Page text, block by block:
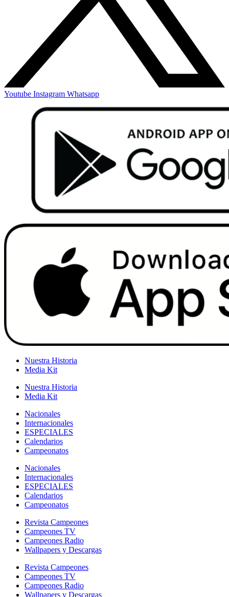
Youtube Instagram Whatsapp
Nuestra Historia
Media Kit
Nuestra Historia
Media Kit
Nacionales
Internacionales
ESPECIALES
Calendarios
Campeonatos
Nacionales
Internacionales
ESPECIALES
Calendarios
Campeonatos
Revista Campeones
Campeones TV
Campeones Radio
Wallpapers y Descargas
Revista Campeones
Campeones TV
Campeones Radio
Wallpapers y Descargas